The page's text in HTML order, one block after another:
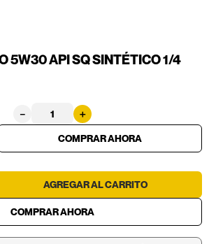
5W30 API SQ SINTÉTICO 1/4
＋
－